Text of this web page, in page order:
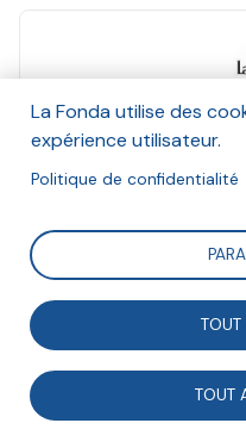
Et
En mars 2023, la Fonda
France pour un numéro
fondations face aux
La Fonda utilise des
expérience utilisateur.
Politique de confidentialité
TOUT
TOUT